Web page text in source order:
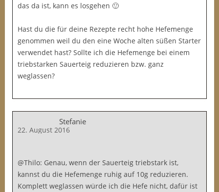
das da ist, kann es losgehen 🙂
Hast du die für deine Rezepte recht hohe Hefemenge
genommen weil du den eine Woche alten süßen Starter
verwendet hast? Sollte ich die Hefemenge bei einem
triebstarken Sauerteig reduzieren bzw. ganz
weglassen?
Stefanie
22. August 2016
@Thilo: Genau, wenn der Sauerteig triebstark ist,
kannst du die Hefemenge ruhig auf 10g reduzieren.
Komplett weglassen würde ich die Hefe nicht, dafür ist